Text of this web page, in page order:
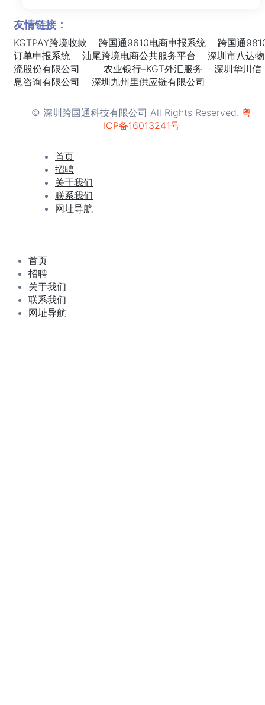
友情链接：
KGTPAY跨境收款 跨国通9610电商申报系统
跨国通
订单申报系统
汕尾跨境电商公共服务平台
深圳市八达物
流股份有限公司
农业银行–KGT外汇服务
深圳华川信
息咨询有限公司
深圳九州里供应链有限公司
© 深圳跨国通科技有限公司 All Rights Reserved. 粤
ICP备16013241号
首页
招聘
关于我们
联系我们
网址导航
首页
招聘
关于我们
联系我们
网址导航